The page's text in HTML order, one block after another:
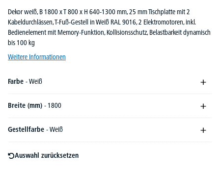
Dekor weiß, B 1800 x T 800 x H 640-1300 mm, 25 mm Tischplatte mit 2
Kabeldurchlässen, T-Fuß-Gestell in Weiß RAL 9016, 2 Elektromotoren, inkl.
Bedienelement mit Memory-Funktion, Kollisionsschutz, Belastbarkeit dynamisch
bis 100 kg
Weitere Informationen
Farbe - Weiß
Breite (mm) - 1800
Gestellfarbe - Weiß
Auswahl zurücksetzen